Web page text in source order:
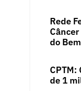
Rede
do
CPTM:
de 1